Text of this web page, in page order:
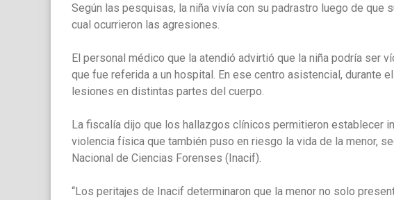
Según las pesquisas, la niña vivía con su padrastro luego de que
cual ocurrieron las agresiones.
El personal médico que la atendió advirtió que la niña podría ser
que fue referida a un hospital. En ese centro asistencial, durante
lesiones en distintas partes del cuerpo.
La fiscalía dijo que los hallazgos clínicos permitieron establecer
violencia física que también puso en riesgo la vida de la menor,
Nacional de Ciencias Forenses (Inacif).
“Los peritajes de Inacif determinaron que la menor no solo